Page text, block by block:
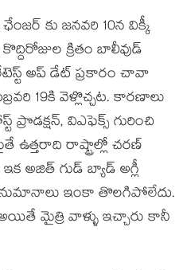
కు జనవరి 10న విక్కీ
క్రితం బాలీవుడ్
అప్ డేట్ ప్రకారం చావా
19కి వెళ్లొచ్చట. కారణాలు
విఎఫెక్స్ గురించి
ఉత్తరాది రాష్ట్రాల్లో చరణ్
అజిత్ గుడ్ బ్యాడ్ అగ్లీ
ఇంకా తొలగిపోలేదు.
మైత్రి వాళ్ళు ఇచ్చారు కానీ